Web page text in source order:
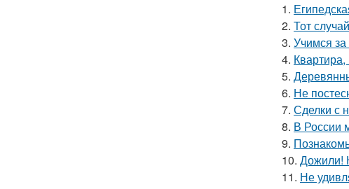
1.
2. Тот
3. Учимся за
4.
5.
6. Не
7. Сделки с
8. В России
9.
10. Дожили!
11. Не